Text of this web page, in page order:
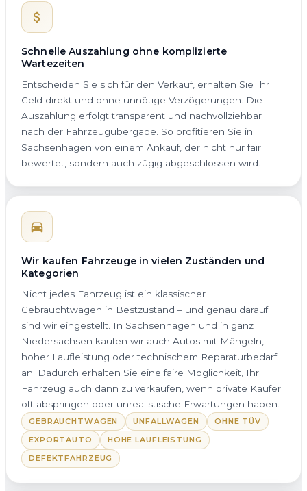
Schnelle Auszahlung ohne komplizierte
Wartezeiten
Entscheiden Sie sich für den Verkauf, erhalten Sie Ihr
Geld direkt und ohne unnötige Verzögerungen. Die
Auszahlung erfolgt transparent und nachvollziehbar
nach der Fahrzeugübergabe. So profitieren Sie in
Sachsenhagen von einem Ankauf, der nicht nur fair
bewertet, sondern auch zügig abgeschlossen wird.
Wir kaufen Fahrzeuge in vielen Zuständen und
Kategorien
Nicht jedes Fahrzeug ist ein klassischer
Gebrauchtwagen in Bestzustand – und genau darauf
sind wir eingestellt. In Sachsenhagen und in ganz
Niedersachsen kaufen wir auch Autos mit Mängeln,
hoher Laufleistung oder technischem Reparaturbedarf
an. Dadurch erhalten Sie eine faire Möglichkeit, Ihr
Fahrzeug auch dann zu verkaufen, wenn private Käufer
oft abspringen oder unrealistische Erwartungen haben.
GEBRAUCHTWAGEN UNFALLWAGEN
OHNE TÜV
EXPORTAUTO
HOHE LAUFLEISTUNG
DEFEKTFAHRZEUG